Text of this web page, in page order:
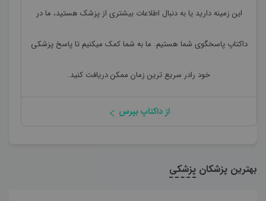
این زمینه دارید یا به دنبال اطلاعات بیشتری از پزشک هستید، ما در
داکتاپ پاسخگوی شما هستیم. ما به شما کمک میکنیم تا پاسخ پزشکی
خود رادر سریع ترین زمان ممکن دریافت کنید.
از داکتاپ بپرس
بهترین پزشکان پزشکی